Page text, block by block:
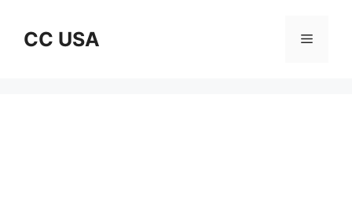
contentCC USA Menu